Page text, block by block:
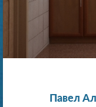
Павел